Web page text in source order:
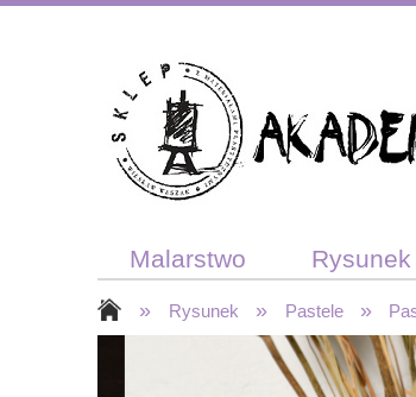
Malarstwo Rysunek
Akcesoria plastyczne
» Rysunek » Pastele »